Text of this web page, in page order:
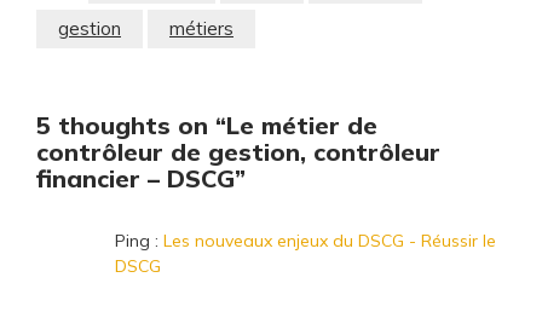
gestion
métiers
5 thoughts on “Le métier de
contrôleur de gestion, contrôleur
financier – DSCG”
Ping : Les nouveaux enjeux du DSCG - Réussir le
DSCG